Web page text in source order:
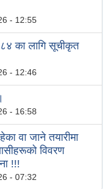
- 12:55
का लागि सूचीकृत
- 12:46
- 16:58
वा जाने तयारीमा
विवरण
!!!
- 07:32